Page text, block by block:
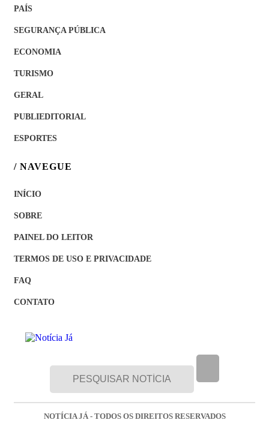
PAÍS
SEGURANÇA PÚBLICA
ECONOMIA
TURISMO
GERAL
PUBLIEDITORIAL
ESPORTES
/ NAVEGUE
INÍCIO
SOBRE
PAINEL DO LEITOR
TERMOS DE USO E PRIVACIDADE
FAQ
CONTATO
NOTÍCIA JÁ - TODOS OS DIREITOS RESERVADOS